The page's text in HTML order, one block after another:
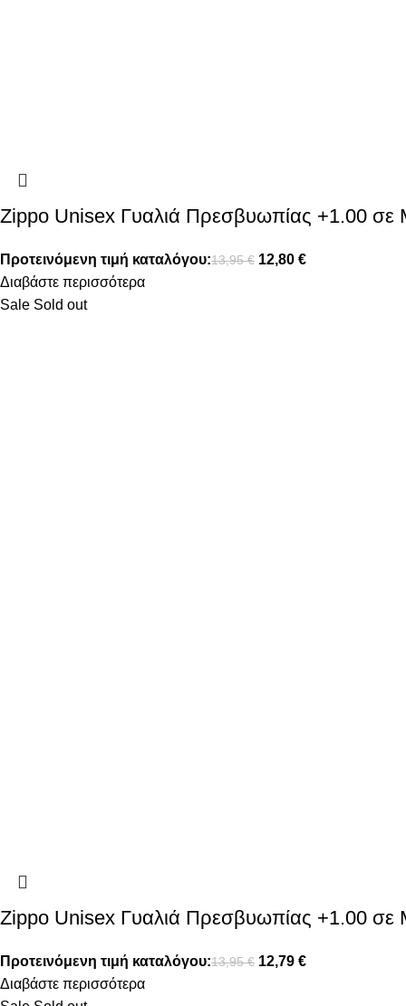
Zippo Unisex Γυαλιά Πρεσβυωπίας +1.00
Προτεινόμενη τιμή καταλόγου:13,95€ 12,80 €
Διαβάστε περισσότερα
Sale Sold out
Zippo Unisex Γυαλιά Πρεσβυωπίας +1.00
Προτεινόμενη τιμή καταλόγου:13,95€ 12,79 €
Διαβάστε περισσότερα